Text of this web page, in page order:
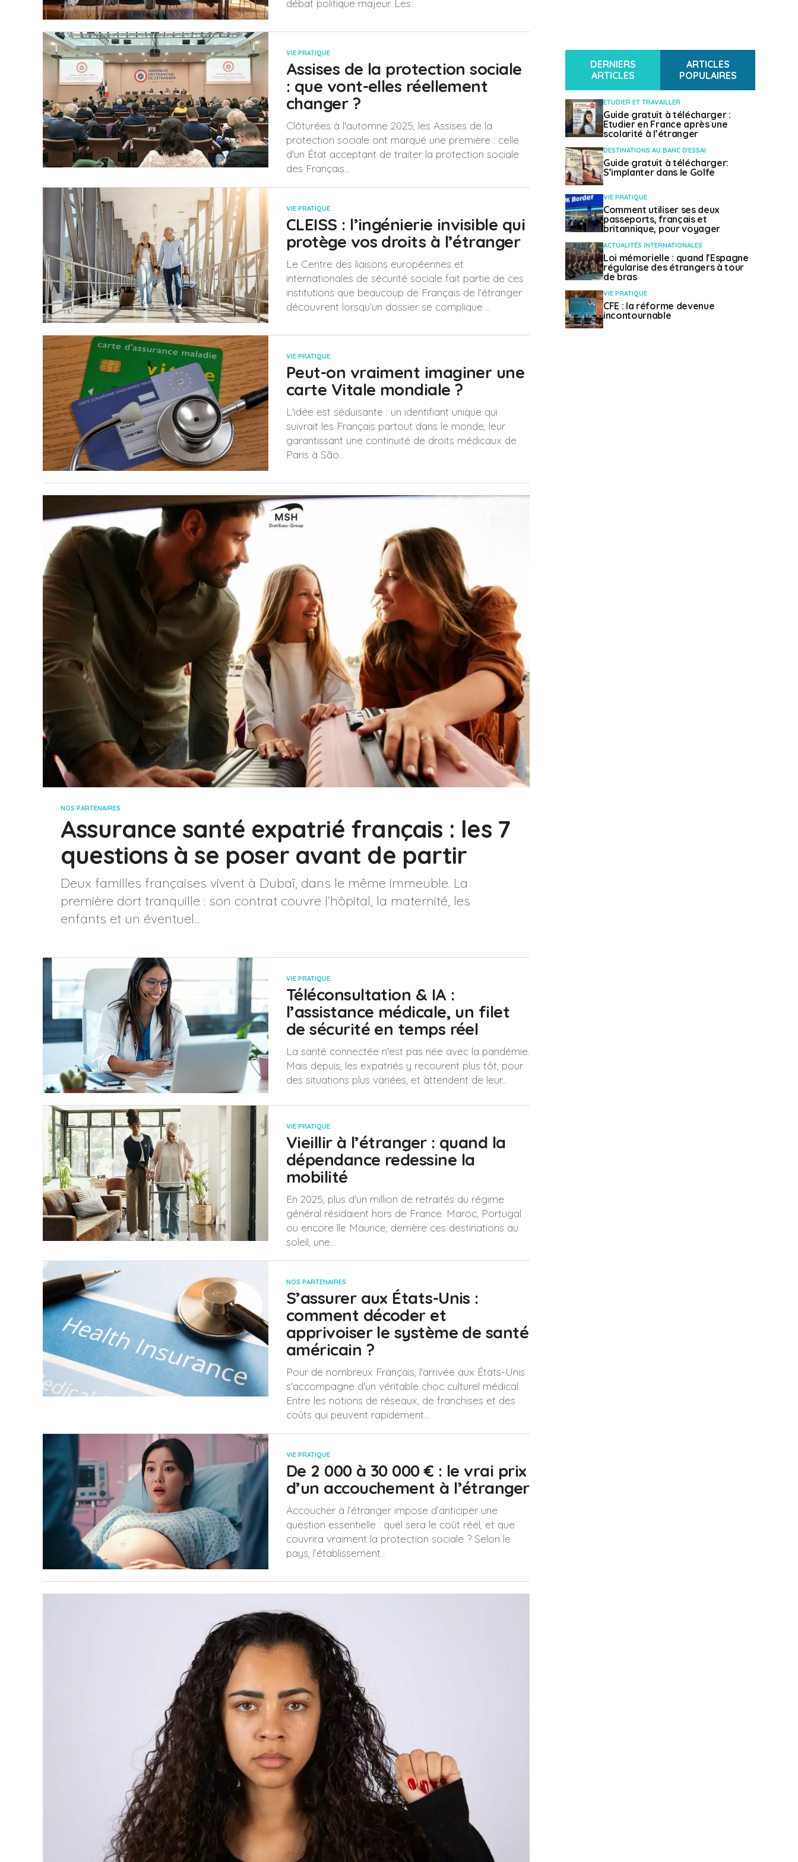
débat politique majeur. Les...
VIE PRATIQUE
Assises de la protection sociale
: que vont-elles réellement
changer ?
Clôturées à l'automne 2025, les Assises de la
protection sociale ont marqué une première : celle
d'un État acceptant de traiter la protection sociale
des Français...
VIE PRATIQUE
CLEISS : l’ingénierie invisible qui
protège vos droits à l’étranger
Le Centre des liaisons européennes et
internationales de sécurité sociale fait partie de ces
institutions que beaucoup de Français de l’étranger
découvrent lorsqu’un dossier se complique....
VIE PRATIQUE
Peut-on vraiment imaginer une
carte Vitale mondiale ?
L'idée est séduisante : un identifiant unique qui
suivrait les Français partout dans le monde, leur
garantissant une continuité de droits médicaux de
Paris à São...
NOS PARTENAIRES
Assurance santé expatrié français : les 7
questions à se poser avant de partir
Deux familles françaises vivent à Dubaï, dans le même immeuble. La
première dort tranquille : son contrat couvre l’hôpital, la maternité, les
enfants et un éventuel...
VIE PRATIQUE
Téléconsultation & IA :
l’assistance médicale, un filet
de sécurité en temps réel
La santé connectée n'est pas née avec la pandémie.
Mais depuis, les expatriés y recourent plus tôt, pour
des situations plus variées, et attendent de leur...
VIE PRATIQUE
Vieillir à l’étranger : quand la
dépendance redessine la
mobilité
En 2025, plus d'un million de retraités du régime
général résidaient hors de France. Maroc, Portugal
ou encore île Maurice, derrière ces destinations au
soleil, une...
NOS PARTENAIRES
S’assurer aux États-Unis :
comment décoder et
apprivoiser le système de santé
américain ?
Pour de nombreux Français, l'arrivée aux États-Unis
s'accompagne d'un véritable choc culturel médical.
Entre les notions de réseaux, de franchises et des
coûts qui peuvent rapidement...
VIE PRATIQUE
De 2 000 à 30 000 € : le vrai prix
d’un accouchement à l’étranger
Accoucher à l’étranger impose d’anticiper une
question essentielle : quel sera le coût réel, et que
couvrira vraiment la protection sociale ? Selon le
pays, l’établissement...
DERNIERS
ARTICLES
ARTICLES
POPULAIRES
ETUDIER ET TRAVAILLER
Guide gratuit à télécharger :
Etudier en France après une
scolarité à l’étranger
DESTINATIONS AU BANC D'ESSAI
Guide gratuit à télécharger:
S’implanter dans le Golfe
VIE PRATIQUE
Comment utiliser ses deux
passeports, français et
britannique, pour voyager
ACTUALITÉS INTERNATIONALES
Loi mémorielle : quand l’Espagne
régularise des étrangers à tour
de bras
VIE PRATIQUE
CFE : la réforme devenue
incontournable